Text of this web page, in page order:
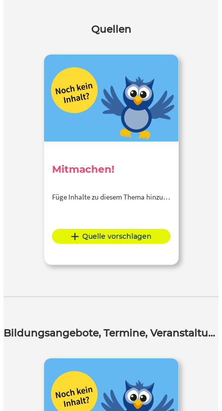
Quellen
Mitmachen!
Füge Inhalte zu diesem Thema hinzu…
Quelle vorschlagen
Bildungsangebote, Termine, Veranstaltungen